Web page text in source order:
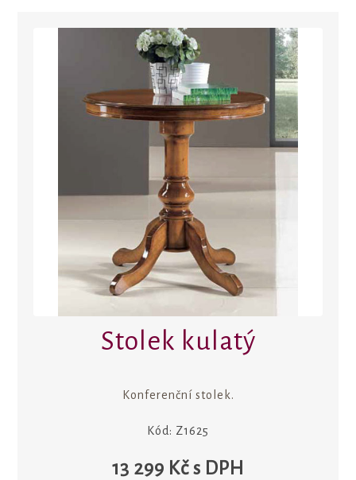
Stolek kulatý
Konferenční stolek.
Kód: Z1625
13 299 Kč s DPH